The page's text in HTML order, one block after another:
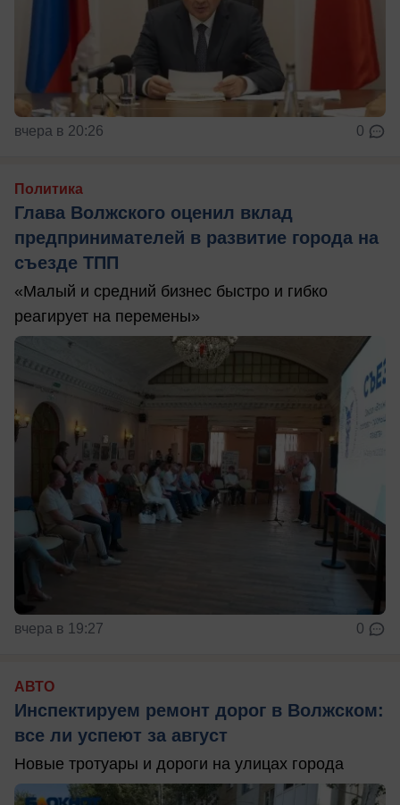
вчера в 20:26 0
Политика
Глава Волжского оценил вклад
предпринимателей в развитие города на
съезде ТПП
«Малый и средний бизнес быстро и гибко
реагирует на перемены»
вчера в 19:27 0
АВТО
Инспектируем ремонт дорог в Волжском:
все ли успеют за август
Новые тротуары и дороги на улицах города